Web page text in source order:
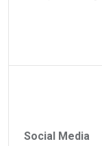
Social Media